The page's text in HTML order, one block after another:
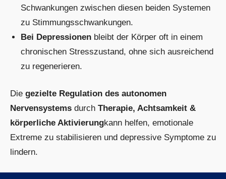
Schwankungen zwischen diesen beiden Systemen
zu Stimmungsschwankungen.
Bei Depressionen bleibt der Körper oft in einem
chronischen Stresszustand, ohne sich ausreichend
zu regenerieren.
Die gezielte Regulation des autonomen
Nervensystems durch Therapie, Achtsamkeit &
körperliche Aktivierungkann helfen, emotionale
Extreme zu stabilisieren und depressive Symptome zu
lindern.